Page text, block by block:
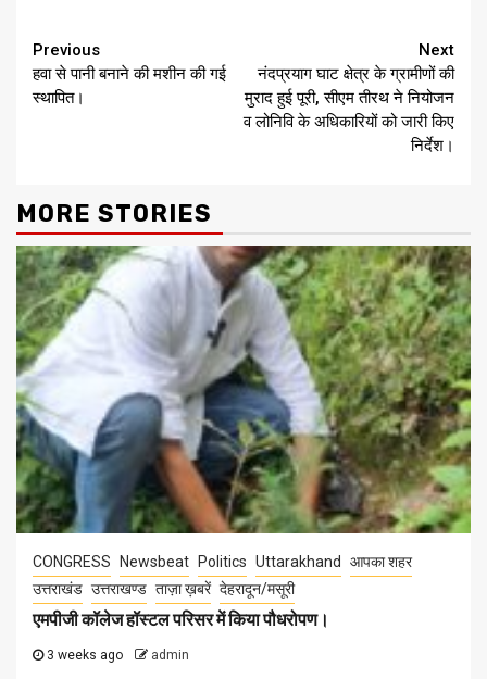
Continue
Reading
Previous
हवा से पानी बनाने की मशीन की गई
स्थापित।
Next
नंदप्रयाग घाट क्षेत्र के ग्रामीणों की
मुराद हुई पूरी, सीएम तीरथ ने नियोजन
व लोनिवि के अधिकारियों को जारी किए
निर्देश।
MORE STORIES
CONGRESS Newsbeat Politics Uttarakhand
आपका शहर
उत्तराखंड उत्तराखण्ड ताज़ा ख़बरें देहरादून/मसूरी
एमपीजी कॉलेज हॉस्टल परिसर में किया पौधरोपण।
3 weeks ago admin